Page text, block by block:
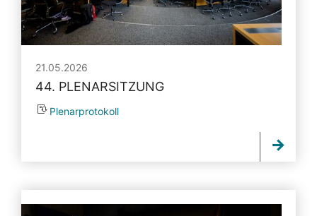
21.05.2026
44. PLENARSITZUNG
Plenarprotokoll